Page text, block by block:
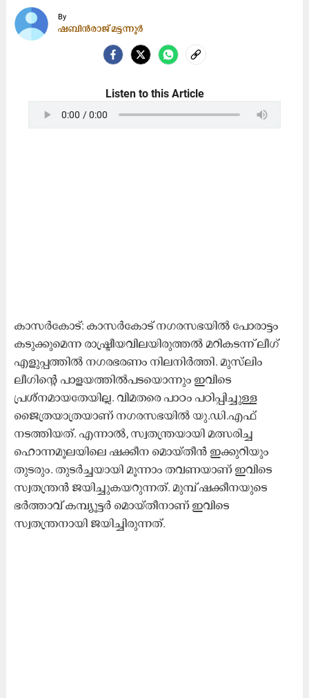
By
ഷബിൻരാജ് മട്ടന്നൂർ
Listen to this Article
കാസര്‍കോട്: കാസര്‍കോട് നഗരസഭയിൽ പോരാട്ടം
കടുക്കുമെന്ന രാഷ്ട്രീയവിലയിരുത്തൽ മറികടന്ന് ലീഗ്
എളുപ്പത്തിൽ നഗരഭരണം നിലനിർത്തി. മുസ്‍ലിം
ലീഗിന്റെ പാളയത്തിൽപടയൊന്നും ഇവിടെ
പ്രശ്നമായതേയില്ല. വിമതരെ പാഠം പഠിപ്പിച്ചുള്ള
ജൈത്രയാത്രയാണ് നഗരസഭയിൽ യു.ഡി.എഫ്
നടത്തിയത്. എന്നാൽ, സ്വതന്ത്രയായി മത്സരിച്ച
ഹൊന്നമൂലയിലെ ഷക്കീന മൊയ്തീൻ ഇക്കുറിയും
തുടരും. തുടർച്ചയായി മൂന്നാം തവണയാണ് ഇവിടെ
സ്വതന്ത്രൻ ജയിച്ചുകയറുന്നത്. മുമ്പ് ഷക്കീനയുടെ
ഭർത്താവ് കമ്പ്യൂട്ടർ മൊയ്തീനാണ് ഇവിടെ
സ്വതന്ത്രനായി ജയിച്ചിരുന്നത്.